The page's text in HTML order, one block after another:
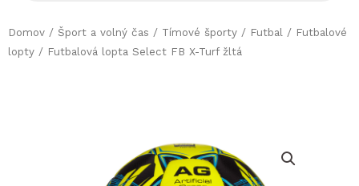
Domov / Šport a volný čas / Tímové športy / Futbal / Futbalové
lopty / Futbalová lopta Select FB X-Turf žltá